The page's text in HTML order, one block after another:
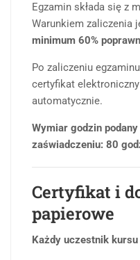
Egzamin składa się z
Warunkiem zaliczenia
minimum 60%
Po zaliczeniu
certyfikat
automatycznie.
Wymiar godzin
zaświadczeniu: 80
Certyfikat i
papierowe
Każdy uczestnik